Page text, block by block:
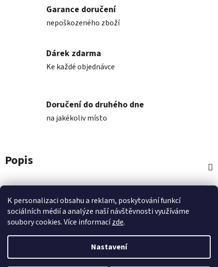
K personalizaci obsahu a reklam, poskytování funkcí
sociálních médií a analýze naší návštěvnosti využíváme
soubory cookies. Více informacízde.
Nastavení
Garance doručení
nepoškozeného zboží
Dárek zdarma
Ke každé objednávce
Doručení do druhého dne
na jakékoliv místo
Popis
Diskuze